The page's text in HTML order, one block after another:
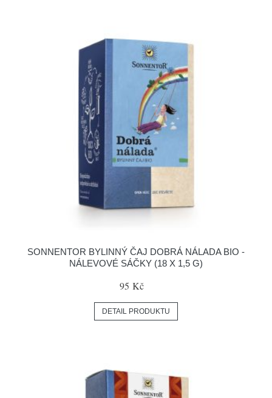
SONNENTOR BYLINNÝ ČAJ DOBRÁ NÁLADA BIO -
NÁLEVOVÉ SÁČKY (18 X 1,5 G)
95 Kč
DETAIL PRODUKTU